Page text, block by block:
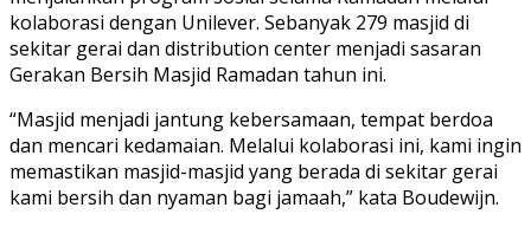
kolaborasi dengan Unilever. Sebanyak 279 masjid di
sekitar gerai dan distribution center menjadi sasaran
Gerakan Bersih Masjid Ramadan tahun ini.
“Masjid menjadi jantung kebersamaan, tempat berdoa
dan mencari kedamaian. Melalui kolaborasi ini, kami ingin
memastikan masjid-masjid yang berada di sekitar gerai
kami bersih dan nyaman bagi jamaah,” kata Boudewijn.